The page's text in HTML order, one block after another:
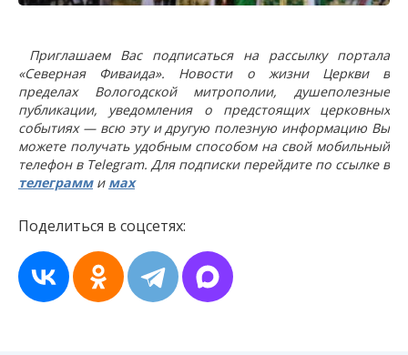
Приглашаем Вас подписаться на рассылку портала
«Северная Фиваида». Новости о жизни Церкви в
пределах Вологодской митрополии, душеполезные
публикации, уведомления о предстоящих церковных
событиях — всю эту и другую полезную информацию Вы
можете получать удобным способом на свой мобильный
телефон в Telegram. Для подписки перейдите по ссылке в
телеграмми мах
Поделиться в соцсетях: